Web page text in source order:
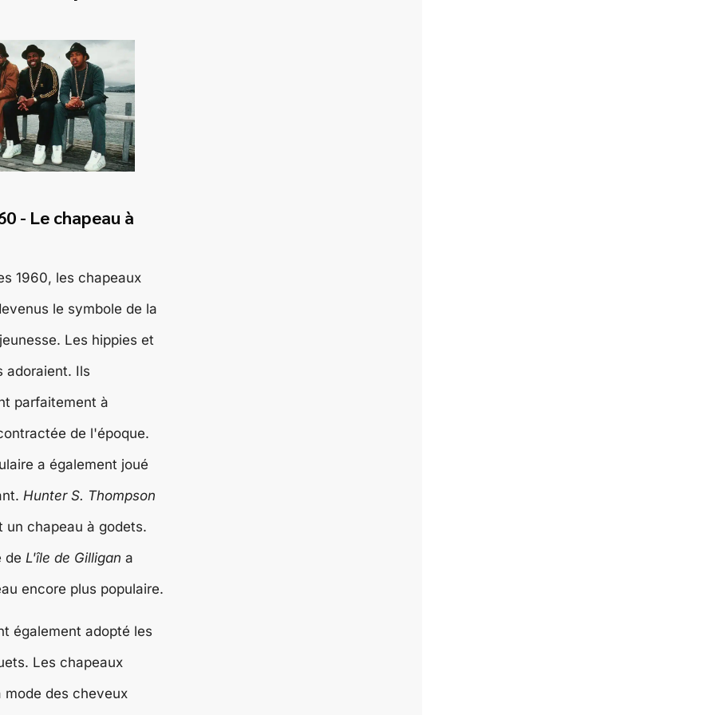
- Le chapeau à
1960, les chapeaux
le symbole de la
Les hippies et
adoraient. Ils
parfaitement à
de l'époque.
a également joué
Hunter S. Thompson
un chapeau à godets.
de L'île de Gilligan a
encore plus populaire.
également adopté les
Les chapeaux
des cheveux